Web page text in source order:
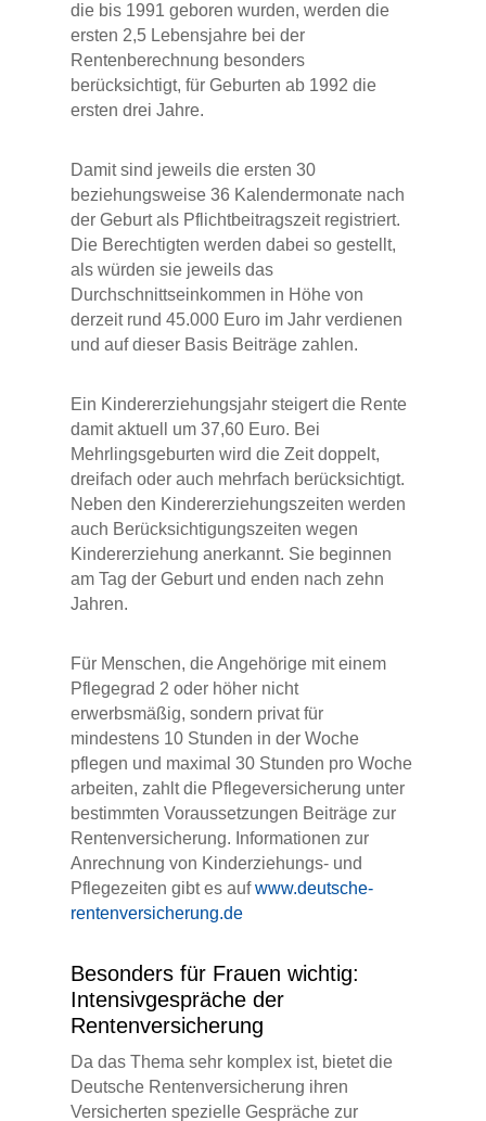
die bis 1991 geboren wurden, werden die
ersten 2,5 Lebensjahre bei der
Rentenberechnung besonders
berücksichtigt, für Geburten ab 1992 die
ersten drei Jahre.
Damit sind jeweils die ersten 30
beziehungsweise 36 Kalendermonate nach
der Geburt als Pflichtbeitragszeit registriert.
Die Berechtigten werden dabei so gestellt,
als würden sie jeweils das
Durchschnittseinkommen in Höhe von
derzeit rund 45.000 Euro im Jahr verdienen
und auf dieser Basis Beiträge zahlen.
Ein Kindererziehungsjahr steigert die Rente
damit aktuell um 37,60 Euro. Bei
Mehrlingsgeburten wird die Zeit doppelt,
dreifach oder auch mehrfach berücksichtigt.
Neben den Kindererziehungszeiten werden
auch Berücksichtigungszeiten wegen
Kindererziehung anerkannt. Sie beginnen
am Tag der Geburt und enden nach zehn
Jahren.
Für Menschen, die Angehörige mit einem
Pflegegrad 2 oder höher nicht
erwerbsmäßig, sondern privat für
mindestens 10 Stunden in der Woche
pflegen und maximal 30 Stunden pro Woche
arbeiten, zahlt die Pflegeversicherung unter
bestimmten Voraussetzungen Beiträge zur
Rentenversicherung. Informationen zur
Anrechnung von Kinderziehungs- und
Pflegezeiten gibt es aufwww.deutsche-
rentenversicherung.de
Besonders für Frauen wichtig:
Intensivgespräche der
Rentenversicherung
Da das Thema sehr komplex ist, bietet die
Deutsche Rentenversicherung ihren
Versicherten spezielle Gespräche zur